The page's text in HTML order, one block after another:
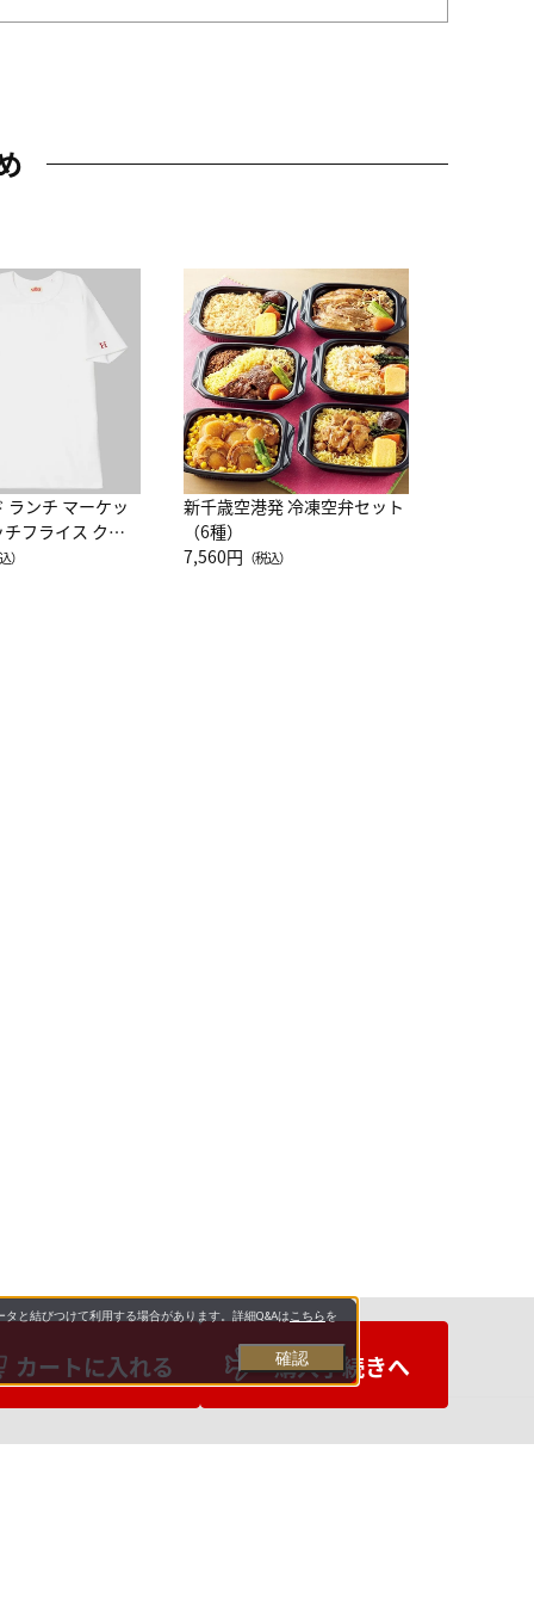
カートに入れる 購入手続きへ
ランチ マーケッ
チフライス クル
半袖Ｔシャツ
）
新千歳空港発 冷凍空弁セット
（6種）
7,560円 （税込）
と結びつけて利用する場合があります。詳細Q&Aは こちらを
確認